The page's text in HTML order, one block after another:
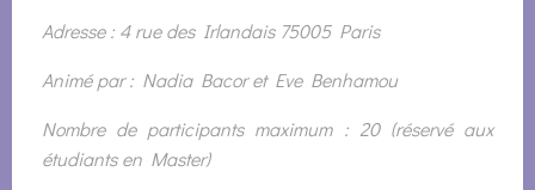
Adresse : 4 rue des Irlandais 75005 Paris
Animé par : Nadia Bacor et Eve Benhamou
Nombre de participants maximum : 20 (réservé aux
étudiants en Master)